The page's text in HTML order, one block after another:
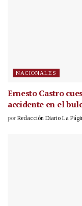
NACIONALES
Ernesto Castro
accidente en el
por Redacción Diario La